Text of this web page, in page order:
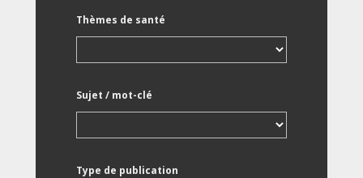
Thèmes de santé
Sujet / mot-clé
Type de publication